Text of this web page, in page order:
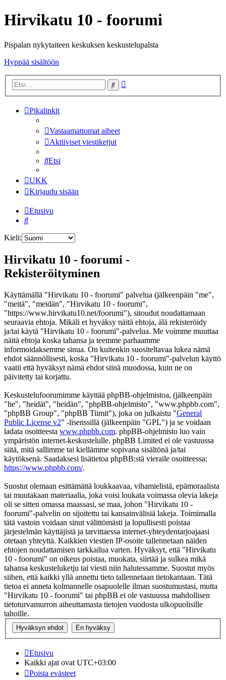
Hirvikatu 10 - foorumi
Pispalan nykytaiteen keskuksen keskustelupalsta
Hyppää sisältöön
Etsi
Pikalinkit
Vastaamattomat aiheet
Aktiiviset viestiketjut
Etsi
UKK
Kirjaudu sisään
Etusivu
Etsi
Kieli:
Hirvikatu 10 - foorumi -
Rekisteröityminen
Käyttämällä "Hirvikatu 10 - foorumi" palvelua (jälkeenpäin "me",
"meitä", "meidän", "Hirvikatu 10 - foorumi",
"https://www.hirvikatu10.net/foorumi"), sitoudut noudattamaan
seuraavia ehtoja. Mikäli et hyväksy näitä ehtoja, älä rekisteröidy
ja/tai käytä "Hirvikatu 10 - foorumi"-palvelua. Me voimme muuttaa
näitä ehtoja koska tahansa ja teemme parhaamme
informoidaksemme sinua. On kuitenkin suositeltavaa lukea nämä
ehdot säännöllisesti, koska "Hirvikatu 10 - foorumi"-palvelun käyttö
vaatii että hyväksyt nämä ehdot siinä muodossa, kuin ne on
päivitetty tai korjattu.
Keskustelufoorumimme käyttää phpBB-ohjelmistoa, (jälkeenpäin
"he", "heidät", "heidän", "phpBB-ohjelmisto", "www.phpbb.com",
"phpBB Group", "phpBB Tiimit"), joka on julkaistu "General
Public License v2" -lisenssillä (jälkeenpäin "GPL") ja se voidaan
ladata osoitteesta www.phpbb.com. phpBB-ohjelmisto luo vain
ympäristön internet-keskustelulle. phpBB Limited ei ole vastuussa
siitä, mitä sallimme tai kiellämme sopivana sisältönä ja/tai
käytöksenä. Saadaksesi lisätietoa phpBB:stä vieraile osoitteessa:
https://www.phpbb.com/.
Suostut olemaan esittämättä loukkaavaa, vihamielistä, epämoraalista
tai muutakaan materiaalia, joka voisi loukata voimassa olevia lakeja
oli se sitten omassa maassasi, se maa, johon "Hirvikatu 10 -
foorumi"-palvelin on sijoitettu tai kansainvälisiä lakeja. Toimimalla
tätä vastoin voidaan sinut välittömästi ja lopullisesti poistaa
järjestelmän käyttäjistä ja tarvittaessa internet-yhteydentarjoajaasi
otetaan yhteyttä. Kaikkien viestien IP-osoite tallennetaan näiden
ehtojen noudattamisen tarkkailua varten. Hyväksyt, että "Hirvikatu
10 - foorumi" on oikeus poistaa, muokata, siirtää ja sulkea mikä
tahansa keskusteluketju tai viesti niin halutessamme. Suostut myös
siihen, että kaikki yllä annettu tieto tallennetaan tietokantaan. Tätä
tietoa ei anneta kolmannelle osapuolelle ilman suostumustasi, mutta
"Hirvikatu 10 - foorumi" tai phpBB ei ole vastuussa mahdollisen
tietoturvamurron aiheuttamasta tietojen vuodosta ulkopuolisille
tahoille.
Etusivu
Kaikki ajat ovat UTC+03:00
Poista evästeet